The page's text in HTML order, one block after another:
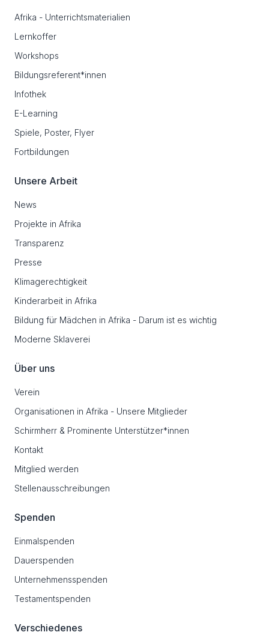
Afrika - Unterrichtsmaterialien
Lernkoffer
Workshops
Bildungsreferent*innen
Infothek
E-Learning
Spiele, Poster, Flyer
Fortbildungen
Unsere Arbeit
News
Projekte in Afrika
Transparenz
Presse
Klimagerechtigkeit
Kinderarbeit in Afrika
Bildung für Mädchen in Afrika - Darum ist es wichtig
Moderne Sklaverei
Über uns
Verein
Organisationen in Afrika - Unsere Mitglieder
Schirmherr & Prominente Unterstützer*innen
Kontakt
Mitglied werden
Stellenausschreibungen
Spenden
Einmalspenden
Dauerspenden
Unternehmensspenden
Testamentspenden
Verschiedenes